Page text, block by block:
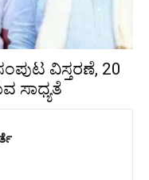
ವಿಸ್ತರಣೆ, 20
ಸಾಧ್ಯತೆ